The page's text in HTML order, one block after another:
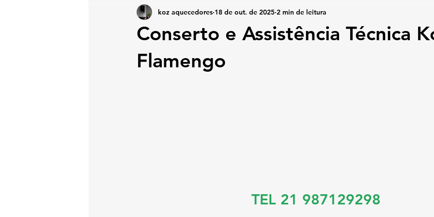
Conserto e Assistência Técnica
Flamengo
koz aquecedores 18 de out. de 2025 2 min de leitura
TEL 21 987129298